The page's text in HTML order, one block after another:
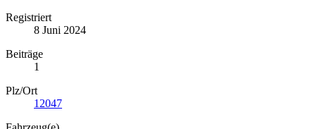
Registriert
8 Juni 2024
Beiträge
1
Plz/Ort
12047